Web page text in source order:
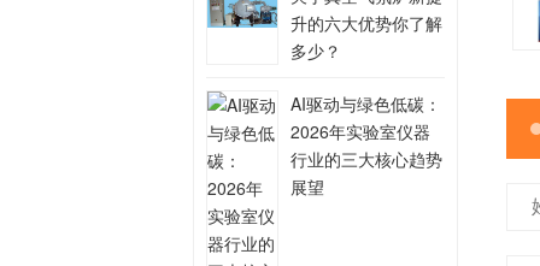
升的六大优势你了解
多少？
AI驱动与绿色低碳：
2026年实验室仪器
行业的三大核心趋势
展望